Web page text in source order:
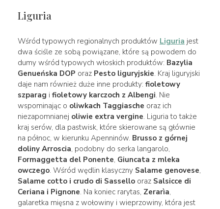
Liguria
Wśród typowych regionalnych produktów Liguria jest
dwa ściśle ze sobą powiązane, które są powodem do
dumy wśród typowych włoskich produktów: Bazylia
Genueńska DOP oraz Pesto liguryjskie. Kraj liguryjski
daje nam również duże inne produkty: fioletowy
szparag i fioletowy karczoch z Albengi. Nie
wspominając o oliwkach Taggiasche oraz ich
niezapomnianej oliwie extra vergine. Liguria to także
kraj serów, dla pastwisk, które skierowane są głównie
na północ, w kierunku Apenninów. Brusso z górnej
doliny Arroscia, podobny do serka langarolo,
Formaggetta del Ponente, Giuncata z mleka
owczego. Wśród wędlin klasyczny Salame genovese,
Salame cotto i crudo di Sassellooraz Salsicce di
Ceriana i Pignone. Na koniec rarytas, Zerarìa,
galaretka mięsna z wołowiny i wieprzowiny, która jest